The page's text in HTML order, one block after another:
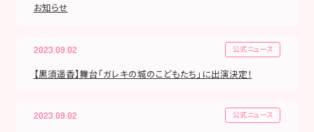
お知らせ
2023.09.02 公式ニュース
【黒須遥香】舞台「ガレキの城のこどもたち」に出演決定！
2023.09.02 公式ニュース